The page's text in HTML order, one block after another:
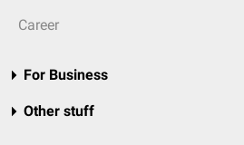
Career
For Business
Other stuff